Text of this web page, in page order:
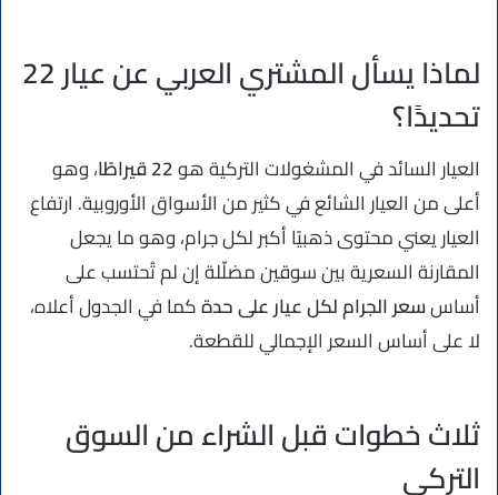
لماذا يسأل المشتري العربي عن عيار 22
تحديدًا؟
العيار السائد في المشغولات التركية هو22 قيراطًا
، وهو
أعلى من العيار الشائع في كثير من الأسواق الأوروبية. ارتفاع
العيار يعني محتوى ذهبيًا أكبر لكل جرام، وهو ما يجعل
المقارنة السعرية بين سوقين مضلّلة إن لم تُحتسب على
أساسسعر الجرام لكل عيار على حدةكما في الجدول أعلاه،
لا على أساس السعر الإجمالي للقطعة.
ثلاث خطوات قبل الشراء من السوق
التركي